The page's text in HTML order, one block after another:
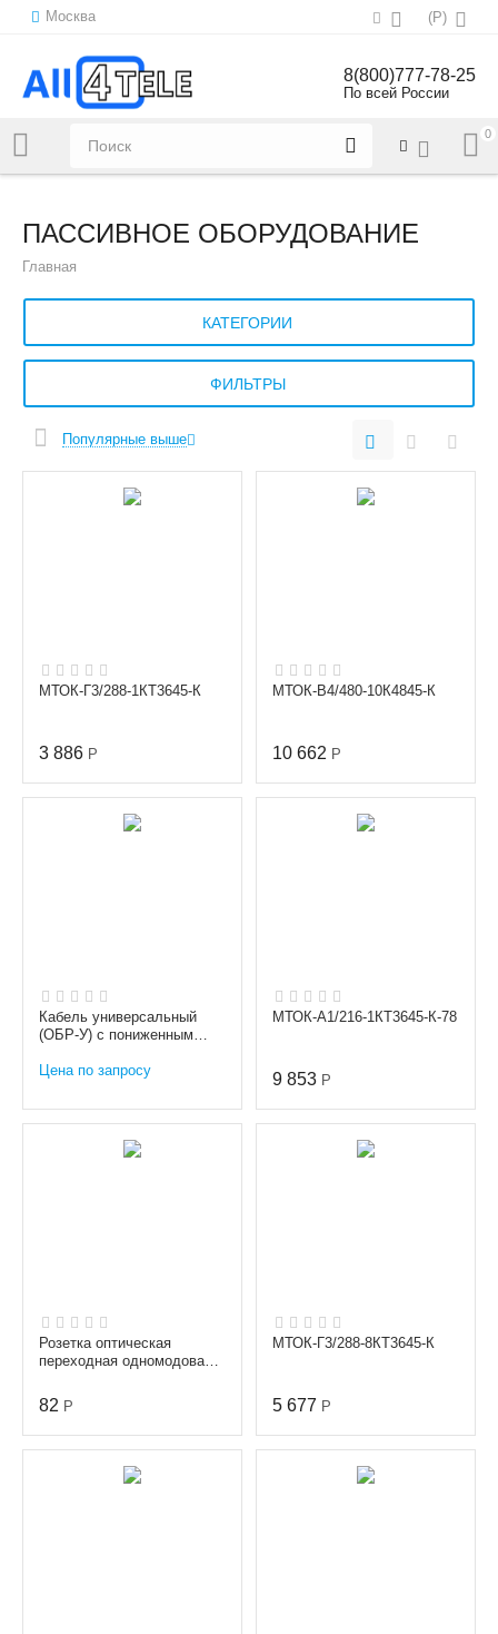
Москва (Р)
Напишите нам:sales@all4tele.com
8(800)777-78-25
По всей России
0
ПАССИВНОЕ ОБОРУДОВАНИЕ
Главная
КАТЕГОРИИ
ФИЛЬТРЫ
Популярные выше
МТОК-Г3/288-1КТ3645-К
3 886 Р
МТОК-В4/480-10К4845-К
10 662 Р
Кабель универсальный
(ОБР-У) с пониженным
(нг(А)-HFLTx)
Цена по запросу
МТОК-А1/216-1КТ3645-К-78
9 853 Р
Розетка оптическая
переходная одномодовая
82 Р
МТОК-Г3/288-8КТ3645-К
5 677 Р